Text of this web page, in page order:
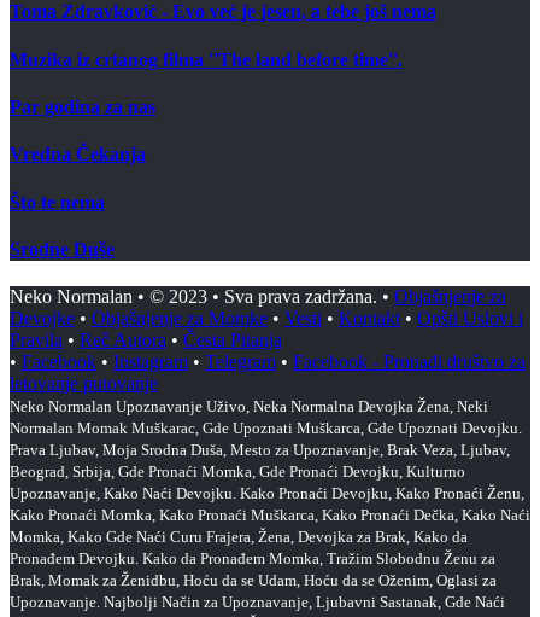
Toma Zdravković - Evo već je jesen, a tebe još nema
Muzika iz crtanog filma ''The land before time''.
Par godina za nas
Vredna Čekanja
Što te nema
Srodne Duše
Neko Normalan • © 2023 • Sva prava zadržana. • Objašnjenje za
Devojke • Objašnjenje za Momke • Vesti • Kontakt • Opšti Uslovi i
Pravila • Reč Autora • Česta Pitanja
• Facebook • Instagram • Telegram • Facebook - Pronađi društvo za
letovanje putovanje
Neko Normalan Upoznavanje Uživo, Neka Normalna Devojka Žena, Neki
Normalan Momak Muškarac, Gde Upoznati Muškarca, Gde Upoznati Devojku.
Prava Ljubav, Moja Srodna Duša, Mesto za Upoznavanje, Brak Veza, Ljubav,
Beograd, Srbija, Gde Pronaći Momka, Gde Pronaći Devojku, Kulturno
Upoznavanje, Kako Naći Devojku. Kako Pronaći Devojku, Kako Pronaći Ženu,
Kako Pronaći Momka, Kako Pronaći Muškarca, Kako Pronaći Dečka, Kako Naći
Momka, Kako Gde Naći Curu Frajera, Žena, Devojka za Brak, Kako da
Pronađem Devojku. Kako da Pronađem Momka, Tražim Slobodnu Ženu za
Brak, Momak za Ženidbu, Hoću da se Udam, Hoću da se Oženim, Oglasi za
Upoznavanje. Najbolji Način za Upoznavanje, Ljubavni Sastanak, Gde Naći